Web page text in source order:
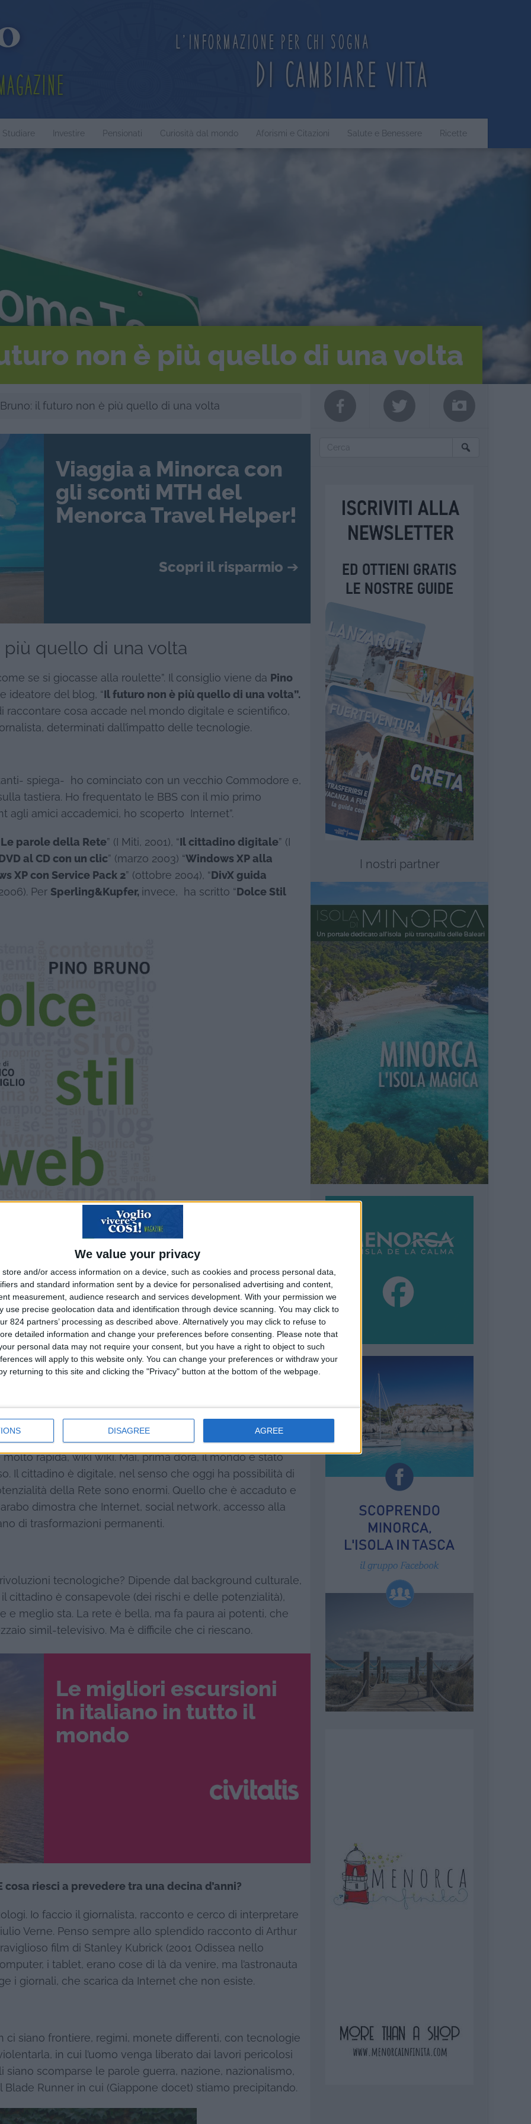
We value your privacy
store and/or access information on a device, such as cookies and process personal data,
and standard information sent by a device for personalised advertising and content,
measurement, audience research and services development. With your permission we
use precise geolocation data and identification through device scanning. You may click to
824 partners’ processing as described above. Alternatively you may click to refuse to
detailed information and change your preferences before consenting.
Please note that
personal data may not require your consent, but you have a right to object to such
will apply to this website only. You can change your preferences or withdraw your
returning to this site and clicking the "Privacy" button at the bottom of the webpage.
DISAGREE AGREE
L'informazione per chi sogna
di cambiare vita
Studiare Investire Pensionati Curiosità dal mondo Aforismi e Citazioni Salute e Benessere Ricette
non è più quello di una volta
Bruno: il futuro non è più quello di una volta
Viaggia a Minorca con
gli sconti MTH del
Menorca Travel Helper!
Scopri il risparmio ➔
quello di una volta
se si giocasse alla roulette”. Il consiglio viene da Pino
ideatore del blog, “ Il futuro non è più quello di una volta”.
raccontare cosa accade nel mondo digitale e scientifico,
determinati dall’impatto delle tecnologie.
tanti- spiega- ho cominciato con un vecchio Commodore e,
tastiera. Ho frequentato le BBS con il mio primo
agli amici accademici, ho scoperto Internet”.
Le parole della Rete” (I Miti, 2001), “ Il cittadino digitale” (I
al CD con un clic” (marzo 2003) “Windows XP alla
XP con Service Pack 2” (ottobre 2004), “ DivX guida
Per Sperling&Kupfer, invece, ha scritto “ Dolce Stil
dell’avvento dell’era digitale, e, quindi a
ci aspetta?
in prestito la frase di Paul Valéry, che dà il titolo al mio
quello di una volta, dall’invenzione del fuoco (della
della tivù, dell’aviazione civile, eccetera…) e, dunque, è
al passato, sta nei tempi.
rapida, wiki wiki. Mai, prima d’ora, il mondo è stato
Il cittadino è digitale, nel senso che oggi ha possibilità di
della Rete sono enormi. Quello che è accaduto e
dimostra che Internet, social network, accesso alla
di trasformazioni permanenti.
tecnologiche? Dipende dal background culturale,
cittadino è consapevole (dei rischi e delle potenzialità),
e meglio sta. La rete è bella, ma fa paura ai potenti, che
simil-televisivo. Ma è difficile che ci riescano.
Le migliori escursioni
in italiano in tutto il
mondo
riesci a prevedere tra una decina d’anni?
Io faccio il giornalista, racconto e cerco di interpretare
Verne. Penso sempre allo splendido racconto di Arthur
film di Stanley Kubrick (2001 Odissea nello
i tablet, erano cose di là da venire, ma l’astronauta
i giornali, che scarica da Internet che non esiste.
ci siano frontiere, regimi, monete differenti, con tecnologie
in cui l’uomo venga liberato dai lavori pericolosi
scomparse le parole guerra, nazione, nazionalismo,
Runner in cui (Giappone docet) stiamo precipitando.
I nostri partner